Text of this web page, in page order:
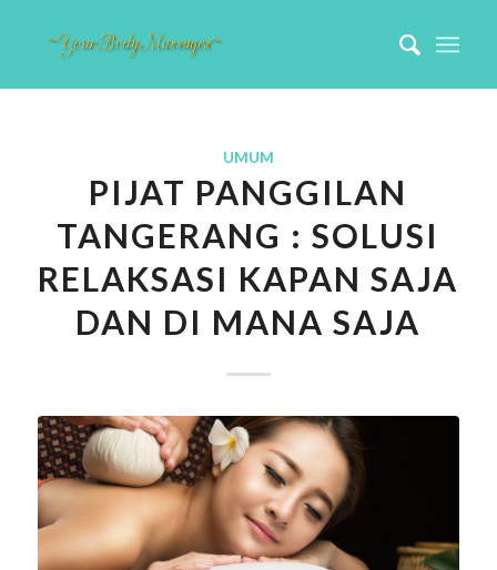
UMUM
PIJAT PANGGILAN
TANGERANG : SOLUSI
RELAKSASI KAPAN SAJA
DAN DI MANA SAJA